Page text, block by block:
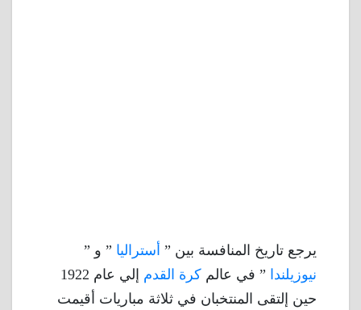
يرجع تاريخ المنافسة بين ” أستراليا ” و ”
نيوزيلندا ” في عالم كرة القدم
إلي عام 1922
حين إلتقى المنتخبان في ثلاثة مباريات أقيمت